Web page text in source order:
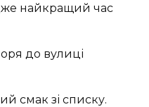
найкращий час
до вулиці
смак зі списку.